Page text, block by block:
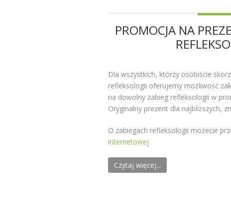
PROMOCJA NA
Dla wszystkich, którzy osobiście
refleksologii oferujemy możliwość
na dowolny zabieg refleksologii w
Oryginalny prezent dla najbliższych,
O zabiegach refleksologii możecie
internetowej
Czytaj więcej...